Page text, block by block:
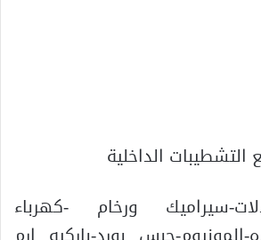
التشطيبات الداخلية
سيراميك ورخام -كهرباء